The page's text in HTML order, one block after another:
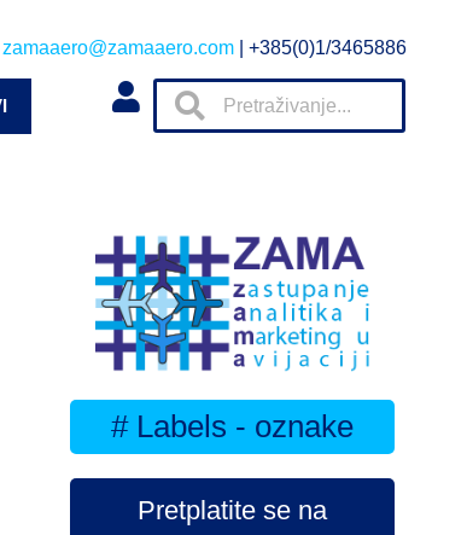
zamaaero@zamaaero.com | +385(0)1/3465886
# Labels - oznake
Pretplatite se na